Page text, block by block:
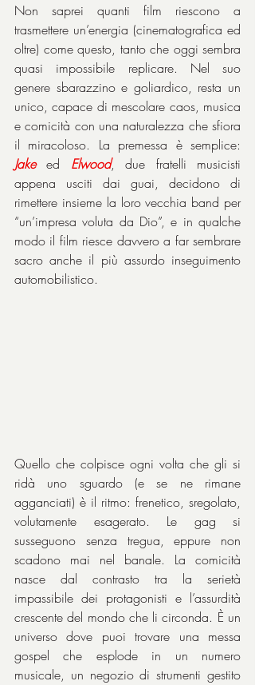
Non saprei quanti film riescono a
trasmettere un’energia (cinematografica ed
oltre) come questo, tanto che oggi sembra
quasi impossibile replicare. Nel suo
genere sbarazzino e goliardico, resta un
unico, capace di mescolare caos, musica
e comicità con una naturalezza che sfiora
Jake ed Elwood, due fratelli musicisti
appena usciti dai guai, decidono di
rimettere insieme la loro vecchia band per
“un’impresa voluta da Dio”, e in qualche
modo il film riesce davvero a far sembrare
sacro anche il più assurdo inseguimento
automobilistico.
Quello che colpisce ogni volta che gli si
ridà uno sguardo (e se ne rimane
agganciati) è il ritmo: frenetico, sregolato,
volutamente esagerato. Le gag si
susseguono senza tregua, eppure non
scadono mai nel banale. La comicità
nasce dal contrasto tra la serietà
impassibile dei protagonisti e l’assurdità
crescente del mondo che li circonda. È un
universo dove puoi trovare una messa
gospel che esplode in un numero
musicale, un negozio di strumenti gestito